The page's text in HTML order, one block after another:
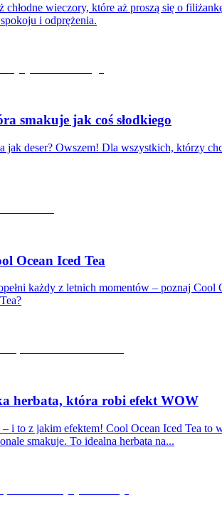
wieczory, które aż proszą się o
i odprężenia.
smakuje jak coś słodkiego
jak deser? Owszem! Dla wszystkich, którzy
Ocean Iced Tea
każdy z letnich momentów – poznaj
herbata, która robi efekt WOW
i to z jakim efektem! Cool Ocean Iced Tea
smakuje. To idealna herbata na...